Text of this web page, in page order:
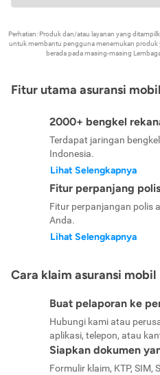
Perhatian: Produk dan/atau layanan yang
untuk membantu pengguna menemukan produk
berada pada masing-masing
Fitur utama asuransi
2000+ bengkel
Terdapat jaringan
Indonesia.
Lihat Selengkapnya
Fitur perpanjang polis
Fitur perpanjangan polis
Anda.
Lihat Selengkapnya
Cara klaim asuransi mobil
Buat pelaporan ke
Hubungi kami atau
aplikasi, telepon, atau
Siapkan dokumen
Formulir klaim, KTP, SIM,